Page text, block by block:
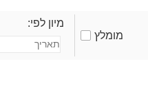
מומלץ
מיון לפי